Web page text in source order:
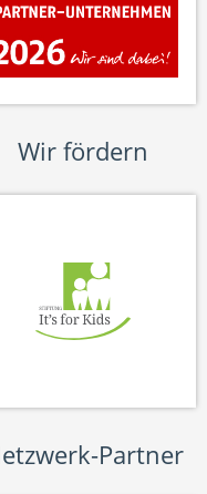
Wir fördern
Partner